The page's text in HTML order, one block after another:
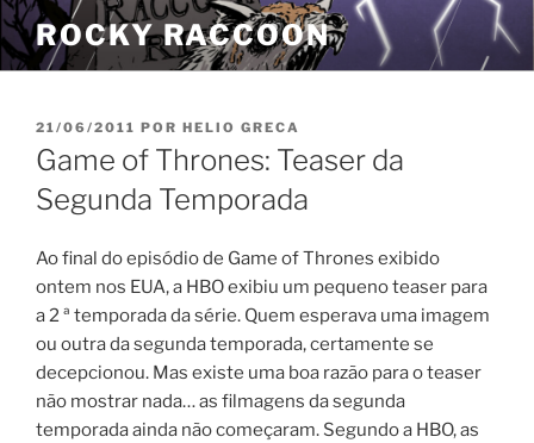
Pular
para
o
ROCKY RACCOON
PUBLICADO
EM
21/06/2011 POR HELIO GRECA
Game of Thrones: Teaser da
Segunda Temporada
Ao final do episódio de Game of Thrones exibido
ontem nos EUA, a HBO exibiu um pequeno teaser para
a 2 ª temporada da série. Quem esperava uma imagem
ou outra da segunda temporada, certamente se
decepcionou. Mas existe uma boa razão para o teaser
não mostrar nada… as filmagens da segunda
temporada ainda não começaram. Segundo a HBO, as